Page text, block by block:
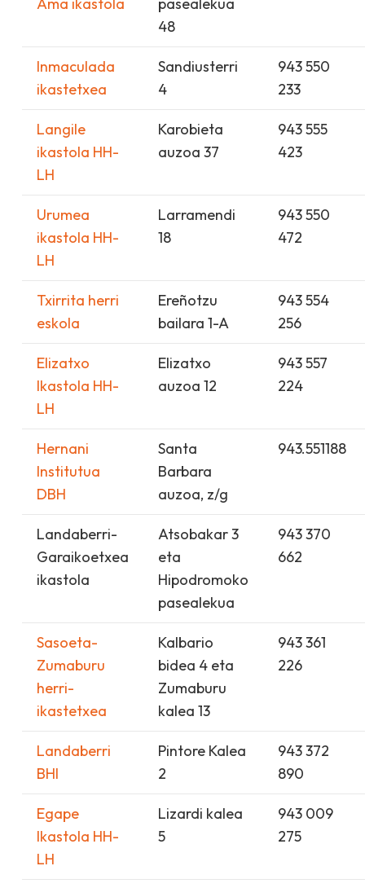
48
Inmaculada
ikastetxea
Sandiusterri
4
943 550
233
Langile
ikastola HH-
LH
Karobieta
auzoa 37
943 555
423
Urumea
ikastola HH-
LH
Larramendi
18
943 550
472
Txirrita herri
eskola
Ereñotzu
bailara 1-A
943 554
256
Elizatxo
Ikastola HH-
LH
Elizatxo
auzoa 12
943 557
224
Hernani
Institutua
DBH
Santa
Barbara
auzoa, z/g
943.551188
Landaberri-
Garaikoetxea
ikastola
Atsobakar 3
eta
Hipodromoko
pasealekua
943 370
662
Sasoeta-
Zumaburu
herri-
ikastetxea
Kalbario
bidea 4 eta
Zumaburu
kalea 13
943 361
226
Landaberri
BHI
Pintore Kalea
2
943 372
890
Egape
Ikastola HH-
LH
Lizardi kalea
5
943 009
275